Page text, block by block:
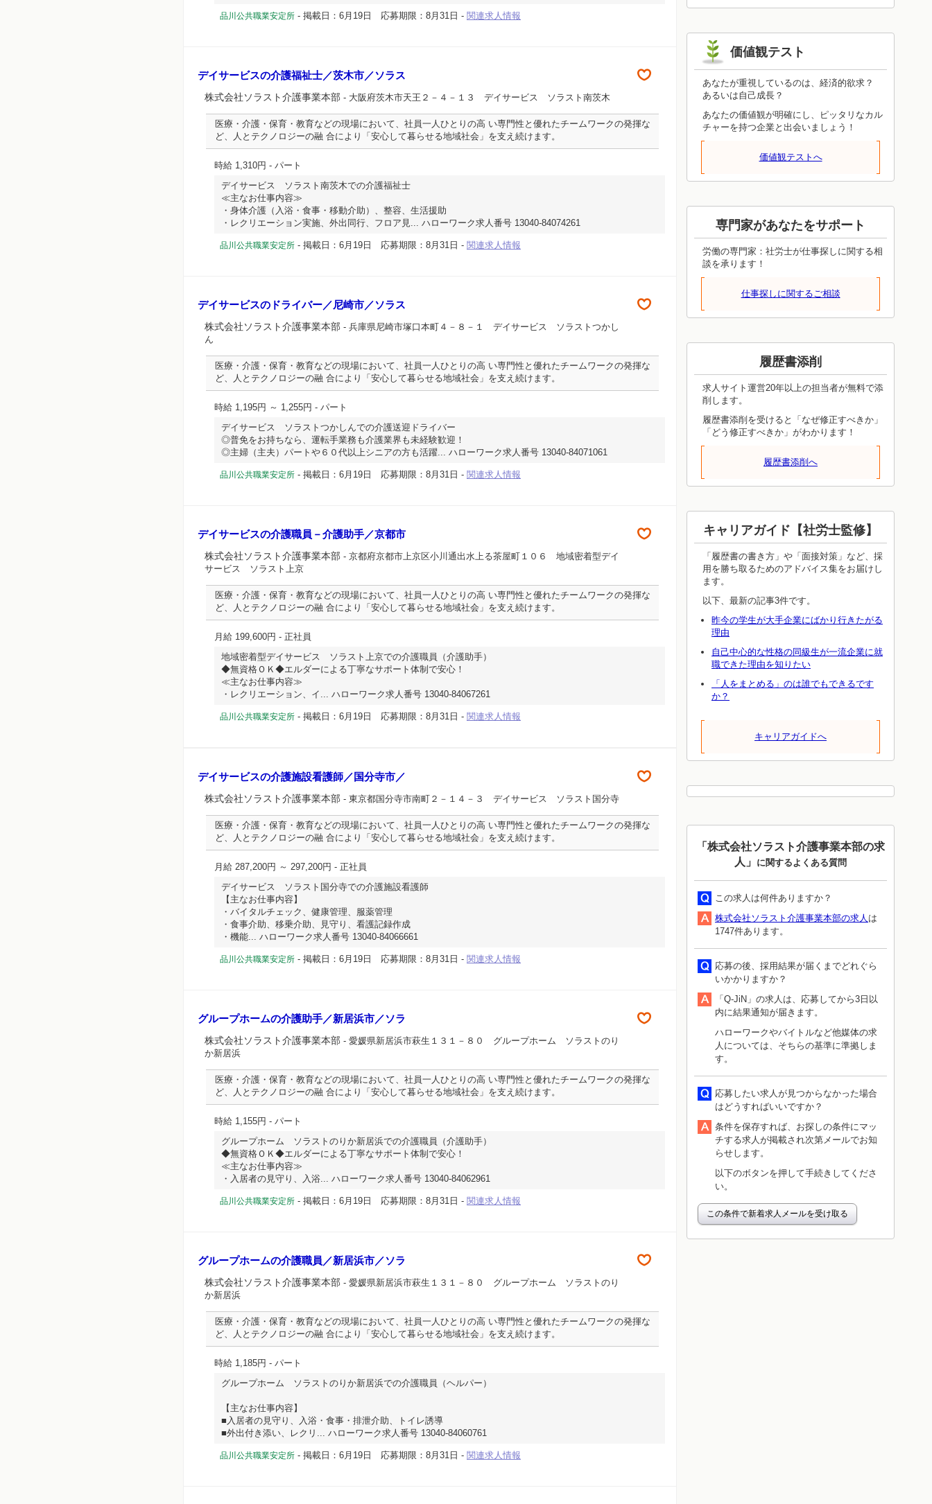
品川公共職業安定所 - 掲載日：6月19日 応募期限：8月31日 - 関連求人情報
デイサービスの介護福祉士／茨木市／ソラス
株式会社ソラスト介護事業本部 - 大阪府茨木市天王２－４－１３ デイサービス ソラスト南茨木
医療・介護・保育・教育などの現場において、社員一人ひとりの高 い専門性と優れたチームワークの発揮な
ど、人とテクノロジーの融 合により「安心して暮らせる地域社会」を支え続けます。
時給 1,310円 - パート
デイサービス ソラスト南茨木での介護福祉士
≪主なお仕事内容≫
・身体介護（入浴・食事・移動介助）、整容、生活援助
・レクリエーション実施、外出同行、フロア見... ハローワーク求人番号 13040-84074261
品川公共職業安定所 - 掲載日：6月19日 応募期限：8月31日 - 関連求人情報
デイサービスのドライバー／尼崎市／ソラス
株式会社ソラスト介護事業本部 - 兵庫県尼崎市塚口本町４－８－１ デイサービス ソラストつかし
ん
医療・介護・保育・教育などの現場において、社員一人ひとりの高 い専門性と優れたチームワークの発揮な
ど、人とテクノロジーの融 合により「安心して暮らせる地域社会」を支え続けます。
時給 1,195円 ～ 1,255円 - パート
デイサービス ソラストつかしんでの介護送迎ドライバー
◎普免をお持ちなら、運転手業務も介護業界も未経験歓迎！
◎主婦（主夫）パートや６０代以上シニアの方も活躍... ハローワーク求人番号 13040-84071061
品川公共職業安定所 - 掲載日：6月19日 応募期限：8月31日 - 関連求人情報
デイサービスの介護職員－介護助手／京都市
株式会社ソラスト介護事業本部 - 京都府京都市上京区小川通出水上る茶屋町１０６ 地域密着型デイ
サービス ソラスト上京
医療・介護・保育・教育などの現場において、社員一人ひとりの高 い専門性と優れたチームワークの発揮な
ど、人とテクノロジーの融 合により「安心して暮らせる地域社会」を支え続けます。
月給 199,600円 - 正社員
地域密着型デイサービス ソラスト上京での介護職員（介護助手）
◆無資格ＯＫ◆エルダーによる丁寧なサポート体制で安心！
≪主なお仕事内容≫
・レクリエーション、イ... ハローワーク求人番号 13040-84067261
品川公共職業安定所 - 掲載日：6月19日 応募期限：8月31日 - 関連求人情報
デイサービスの介護施設看護師／国分寺市／
株式会社ソラスト介護事業本部 - 東京都国分寺市南町２－１４－３ デイサービス ソラスト国分寺
医療・介護・保育・教育などの現場において、社員一人ひとりの高 い専門性と優れたチームワークの発揮な
ど、人とテクノロジーの融 合により「安心して暮らせる地域社会」を支え続けます。
月給 287,200円 ～ 297,200円 - 正社員
デイサービス ソラスト国分寺での介護施設看護師
【主なお仕事内容】
・バイタルチェック、健康管理、服薬管理
・食事介助、移乗介助、見守り、看護記録作成
・機能... ハローワーク求人番号 13040-84066661
品川公共職業安定所 - 掲載日：6月19日 応募期限：8月31日 - 関連求人情報
グループホームの介護助手／新居浜市／ソラ
株式会社ソラスト介護事業本部 - 愛媛県新居浜市萩生１３１－８０ グループホーム ソラストのり
か新居浜
医療・介護・保育・教育などの現場において、社員一人ひとりの高 い専門性と優れたチームワークの発揮な
ど、人とテクノロジーの融 合により「安心して暮らせる地域社会」を支え続けます。
時給 1,155円 - パート
グループホーム ソラストのりか新居浜での介護職員（介護助手）
◆無資格ＯＫ◆エルダーによる丁寧なサポート体制で安心！
≪主なお仕事内容≫
・入居者の見守り、入浴... ハローワーク求人番号 13040-84062961
品川公共職業安定所 - 掲載日：6月19日 応募期限：8月31日 - 関連求人情報
グループホームの介護職員／新居浜市／ソラ
株式会社ソラスト介護事業本部 - 愛媛県新居浜市萩生１３１－８０ グループホーム ソラストのり
か新居浜
医療・介護・保育・教育などの現場において、社員一人ひとりの高 い専門性と優れたチームワークの発揮な
ど、人とテクノロジーの融 合により「安心して暮らせる地域社会」を支え続けます。
時給 1,185円 - パート
グループホーム ソラストのりか新居浜での介護職員（ヘルパー）
【主なお仕事内容】
■入居者の見守り、入浴・食事・排泄介助、トイレ誘導
■外出付き添い、レクリ... ハローワーク求人番号 13040-84060761
品川公共職業安定所 - 掲載日：6月19日 応募期限：8月31日 - 関連求人情報
うに状況を整えてください。それが前進
価値観テスト
あなたが重視しているのは、経済的欲求？
あるいは自己成長？
あなたの価値観が明確にし、ピッタリなカル
チャーを持つ企業と出会いましょう！
価値観テストへ
専門家があなたをサポート
労働の専門家：社労士が仕事探しに関する相
談を承ります！
仕事探しに関するご相談
履歴書添削
求人サイト運営20年以上の担当者が無料で添
削します。
履歴書添削を受けると「なぜ修正すべきか」
「どう修正すべきか」がわかります！
履歴書添削へ
キャリアガイド【社労士監修】
「履歴書の書き方」や「面接対策」など、採
用を勝ち取るためのアドバイス集をお届けし
ます。
以下、最新の記事3件です。
昨今の学生が大手企業にばかり行きたがる
理由
自己中心的な性格の同級生が一流企業に就
職できた理由を知りたい
「人をまとめる」のは誰でもできるです
か？
キャリアガイドへ
「株式会社ソラスト介護事業本部の求
人」
に関するよくある質問
この求人は何件ありますか？
株式会社ソラスト介護事業本部の求人 は
1747件あります。
応募の後、採用結果が届くまでどれぐら
いかかりますか？
「Q-JiN」の求人は、応募してから3日以
内に結果通知が届きます。
ハローワークやバイトルなど他媒体の求
人については、そちらの基準に準拠しま
す。
応募したい求人が見つからなかった場合
はどうすればいいですか？
条件を保存すれば、お探しの条件にマッ
チする求人が掲載され次第メールでお知
らせします。
以下のボタンを押して手続きしてくださ
い。
この条件で新着求人メールを受け取る